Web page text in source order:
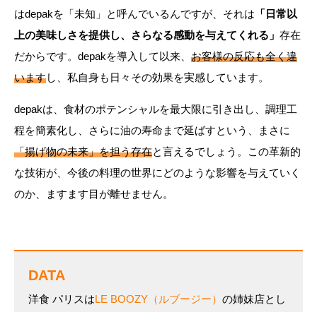
はdepakを「未知」と呼んでいるんですが、それは 「日常以
上の美味しさを提供し、さらなる感動を与えてくれる」 存在
だからです。depakを導入して以来、 お客様の反応も全く違
いますし、私自身も日々その効果を実感しています。
depakは、食材のポテンシャルを最大限に引き出し、調理工
程を簡素化し、さらに油の寿命まで延ばすという、まさに
「揚げ物の未来」を担う存在と言えるでしょう。この革新的
な技術が、今後の料理の世界にどのような影響を与えていく
のか、ますます目が離せません。
DATA
洋食 パリスはLE BOOZY（ルブージー） の姉妹店とし